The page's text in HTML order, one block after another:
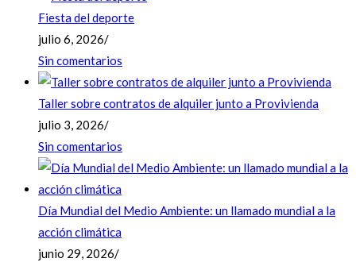
Fiesta del deporte
julio 6, 2026/
Sin comentarios
Taller sobre contratos de alquiler junto a Provivienda
julio 3, 2026/
Sin comentarios
Día Mundial del Medio Ambiente: un llamado mundial a la
acción climática
junio 29, 2026/